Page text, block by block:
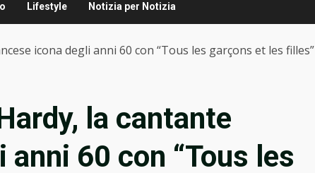
Lifestyle Notizia per Notizia
icona degli anni 60 con “Tous les garçons et les filles”
la cantante
60 con “Tous les